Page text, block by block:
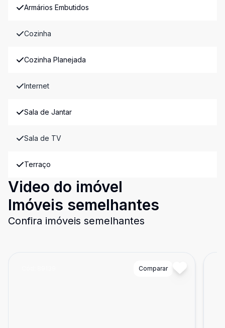
Armários Embutidos
Cozinha
Cozinha Planejada
Internet
Sala de Jantar
Sala de TV
Terraço
Video do imóvel
Imóveis semelhantes
Confira imóveis semelhantes
Comparar